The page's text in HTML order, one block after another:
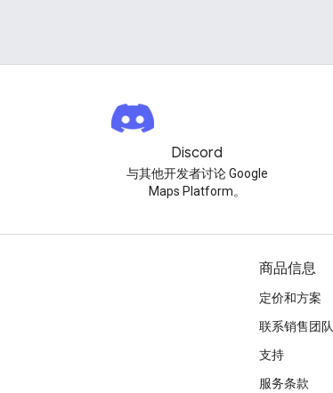
Discord
与其他开发者讨论 Google
Maps Platform。
商品信息
定价和方案
联系销售团队
支持
服务条款